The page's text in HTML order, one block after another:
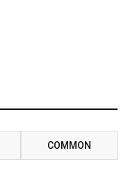
COMMON